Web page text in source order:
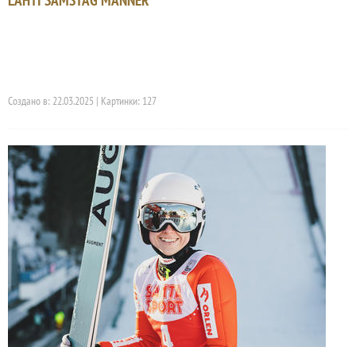
Создано в: 22.03.2025 | Картинки: 127